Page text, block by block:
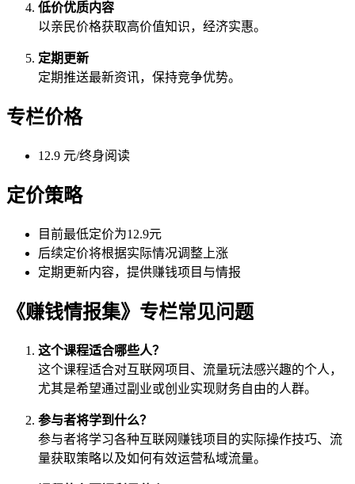
低价优质内容
以亲民价格获取高价值知识，经济实惠。
定期更新
定期推送最新资讯，保持竞争优势。
专栏价格
12.9 元/终身阅读
定价策略
目前最低定价为12.9元
后续定价将根据实际情况调整上涨
定期更新内容，提供赚钱项目与情报
《赚钱情报集》专栏常见问题
这个课程适合哪些人？
这个课程适合对互联网项目、流量玩法感兴趣的个人，
尤其是希望通过副业或创业实现财务自由的人群。
参与者将学到什么？
参与者将学习各种互联网赚钱项目的实际操作技巧、流
量获取策略以及如何有效运营私域流量。